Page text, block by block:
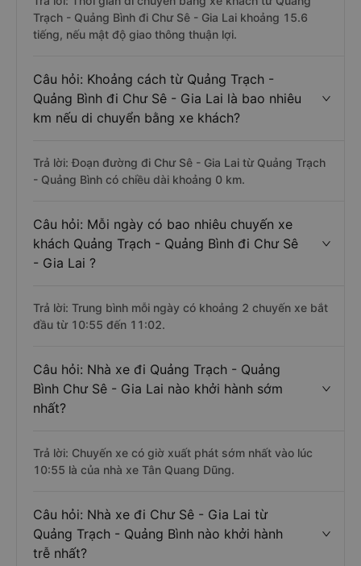
Trạch - Quảng Bình đi Chư Sê - Gia Lai khoảng 15.6
tiếng, nếu mật độ giao thông thuận lợi.
Câu hỏi: Khoảng cách từ Quảng Trạch -
Quảng Bình đi Chư Sê - Gia Lai là bao nhiêu
km nếu di chuyển bằng xe khách?
Trả lời: Đoạn đường đi Chư Sê - Gia Lai từ Quảng Trạch
- Quảng Bình có chiều dài khoảng 0 km.
Câu hỏi: Mỗi ngày có bao nhiêu chuyến xe
khách Quảng Trạch - Quảng Bình đi Chư Sê
- Gia Lai ?
Trả lời: Trung bình mỗi ngày có khoảng 2 chuyến xe bắt
đầu từ 10:55 đến 11:02.
Câu hỏi: Nhà xe đi Quảng Trạch - Quảng
Bình Chư Sê - Gia Lai nào khởi hành sớm
nhất?
Trả lời: Chuyến xe có giờ xuất phát sớm nhất vào lúc
10:55 là của nhà xe Tân Quang Dũng.
Câu hỏi: Nhà xe đi Chư Sê - Gia Lai từ
Quảng Trạch - Quảng Bình nào khởi hành
trễ nhất?